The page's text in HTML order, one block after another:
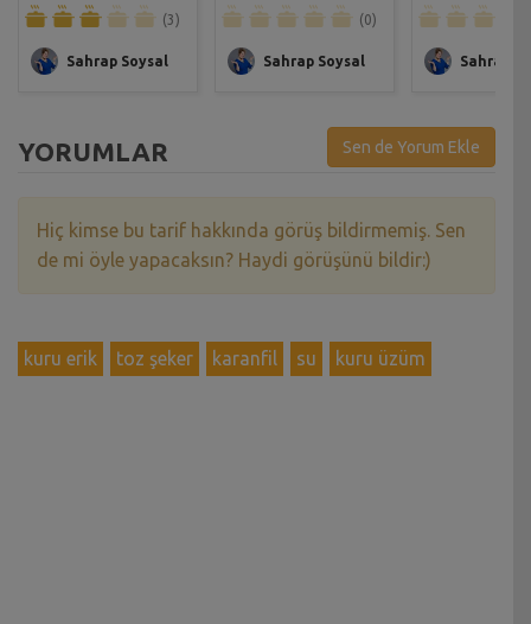
(3)
Sahrap Soysal
(0)
Sahrap Soysal Sahrap
YORUMLAR Sen de Yorum Ekle
Hiç kimse bu tarif hakkında görüş bildirmemiş. Sen
de mi öyle yapacaksın? Haydi görüşünü bildir:)
kuru erik toz şeker karanfil su kuru üzüm